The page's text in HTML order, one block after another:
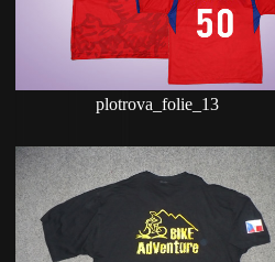
plotrova_folie_13